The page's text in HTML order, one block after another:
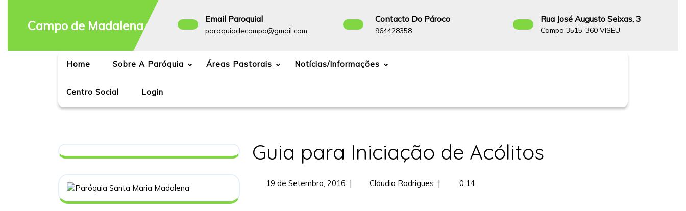
contentCampo de Madalena Email Paroquial
paroquiadecampo@gmail.com paroquiadecampo@gmail.com
Contacto Do Pároco
964428358964428358
Rua José Augusto Seixas, 3
Campo 3515-360 VISEU
Home Sobre A Paróquia Áreas Pastorais Notícias/Informações
Centro Social Login
Guia para Iniciação de Acólitos
19 de Setembro, 201619| Cláudio RodriguesGuia
| 0:14